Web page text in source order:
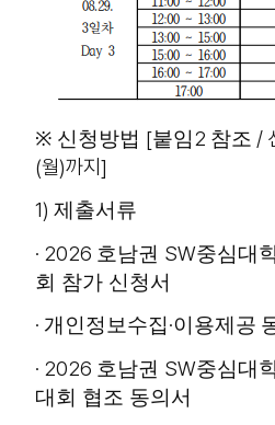
※ 신청방법 [붙임 2 참조 /
(월)까지]
1)제출서류
· 2026 호남권 SW중심대
회 참가 신청서
· 개인정보수집 ·이용제공
· 2026 호남권 SW중심대
대회 협조 동의서